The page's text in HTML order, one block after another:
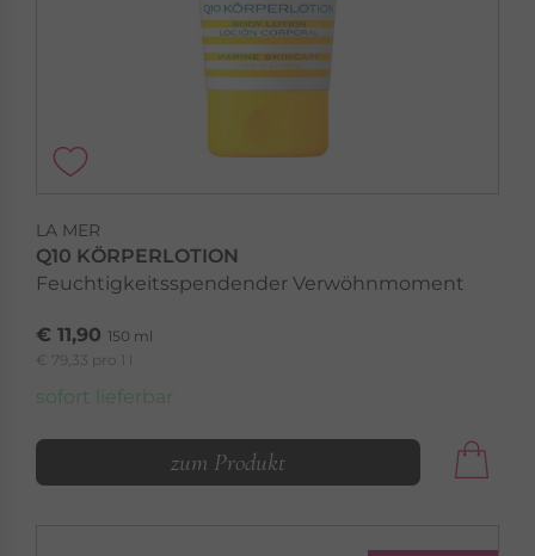
Besondere Geschenkideen
LA MER
Q10 KÖRPERLOTION
Feuchtigkeitsspendender Verwöhnmoment
€ 11,90 150 ml
€ 79,33 pro 1 l
sofort lieferbar
zum Produkt